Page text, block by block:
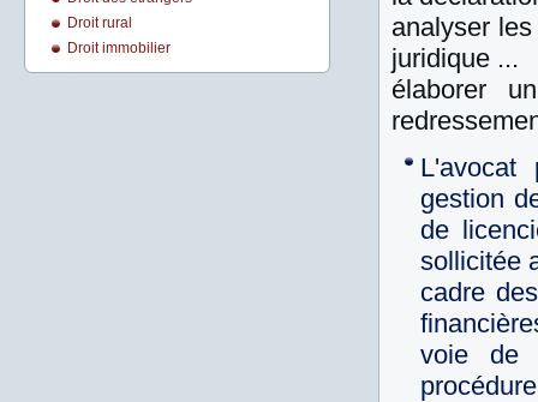
Droit rural
Droit immobilier
analyser
juridique ...
élaborer
gestion
de
sollicitée
cadre
voie de